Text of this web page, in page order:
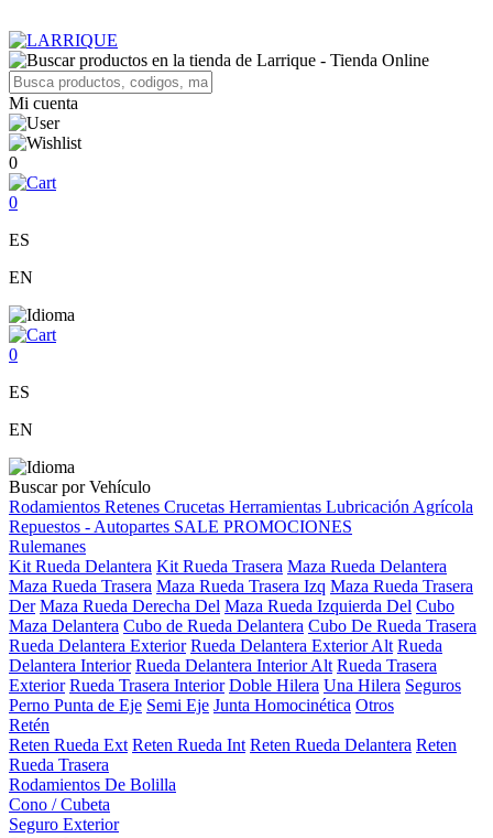
Mi cuenta
0
0
ES
EN
0
ES
EN
Buscar por Vehículo
Rodamientos Retenes Crucetas Herramientas Lubricación Agrícola
Repuestos - Autopartes SALE PROMOCIONES
Rulemanes
Kit Rueda Delantera Kit Rueda Trasera Maza Rueda Delantera
Maza Rueda Trasera Maza Rueda Trasera Izq Maza Rueda Trasera
Der Maza Rueda Derecha Del Maza Rueda Izquierda Del Cubo
Maza Delantera Cubo de Rueda Delantera Cubo De Rueda Trasera
Rueda Delantera Exterior Rueda Delantera Exterior Alt Rueda
Delantera Interior Rueda Delantera Interior Alt Rueda Trasera
Exterior Rueda Trasera Interior Doble Hilera Una Hilera Seguros
Perno Punta de Eje Semi Eje Junta Homocinética Otros
Retén
Reten Rueda Ext Reten Rueda Int Reten Rueda Delantera Reten
Rueda Trasera
Rodamientos De Bolilla
Cono / Cubeta
Seguro Exterior